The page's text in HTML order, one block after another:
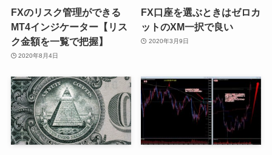
FXのリスク管理ができる
MT4インジケーター【リス
ク金額を一覧で把握】
2020年8月4日
FX口座を選ぶときはゼロカ
ットのXM一択で良い
2020年3月9日